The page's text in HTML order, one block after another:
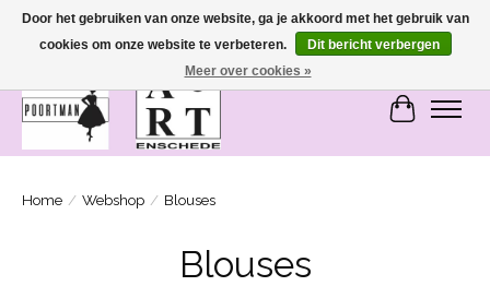
SASHIONABLE - damesmode in Bemmel en Enschede
Home / Webshop / Blouses
Blouses
Door het gebruiken van onze website, ga je akkoord met het gebruik van
cookies om onze website te verbeteren.
Dit bericht verbergen
Meer over cookies »